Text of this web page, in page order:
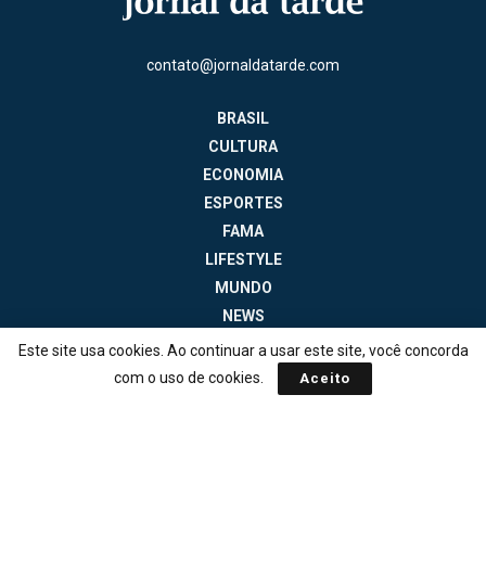
contato@jornaldatarde.com
BRASIL
CULTURA
ECONOMIA
ESPORTES
FAMA
LIFESTYLE
MUNDO
NEWS
POLÍTICA
TECNOLOGIA
Este site usa cookies. Ao continuar a usar este site, você concorda
com o uso de cookies.
Aceito